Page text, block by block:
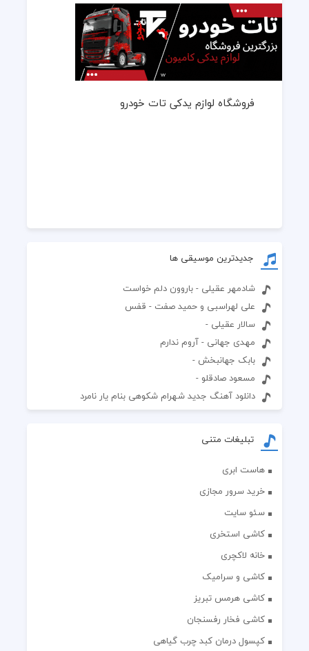
فروشگاه لوازم یدکی تات خودرو
جدیدترین موسیقی ها
شادمهر عقیلی - باروون دلم خواست
علی لهراسبی و حمید صفت - قفس
سالار عقیلی -
مهدی جهانی - آروم ندارم
بابک جهانبخش -
مسعود صادقلو -
دانلود آهنگ جدید شهرام شکوهی بنام یار نامرد
تبلیغات متنی
هاست ابری
خرید سرور مجازی
سئو سایت
کاشی استخری
خانه لاکچری
کاشی و سرامیک
کاشی هرمس تبریز
کاشی فخار رفسنجان
کپسول درمان کبد چرب گیاهی